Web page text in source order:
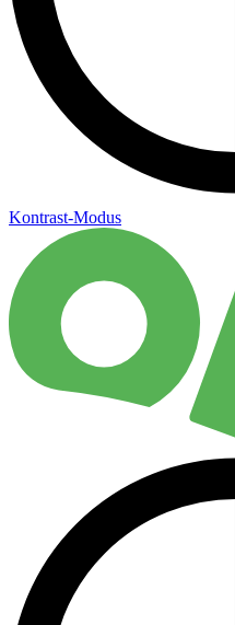
Kontrast-Modus